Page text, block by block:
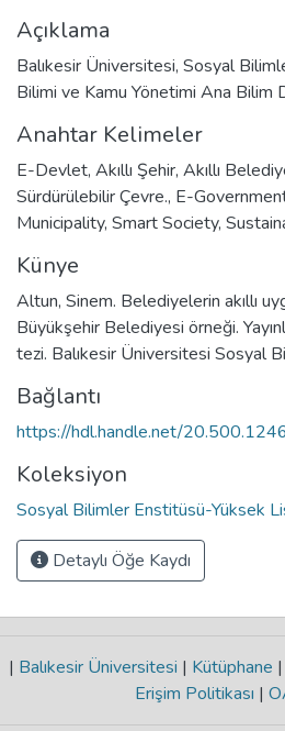
Açıklama
Balıkesir Üniversitesi, Sosyal
Bilimi ve Kamu Yönetimi Ana Bilim
Anahtar Kelimeler
E-Devlet, Akıllı Şehir, Akıllı
Sürdürülebilir Çevre., E-
Municipality, Smart Society,
Künye
Altun, Sinem. Belediyelerin akıllı
Büyükşehir Belediyesi örneği.
tezi. Balıkesir Üniversitesi Sosyal
Bağlantı
https://hdl.handle.net/
Koleksiyon
Sosyal Bilimler Enstitüsü-Yüksek
Detaylı Öğe Kaydı
| Balıkesir Üniversitesi | Kütüphane |
Erişim Politikası |